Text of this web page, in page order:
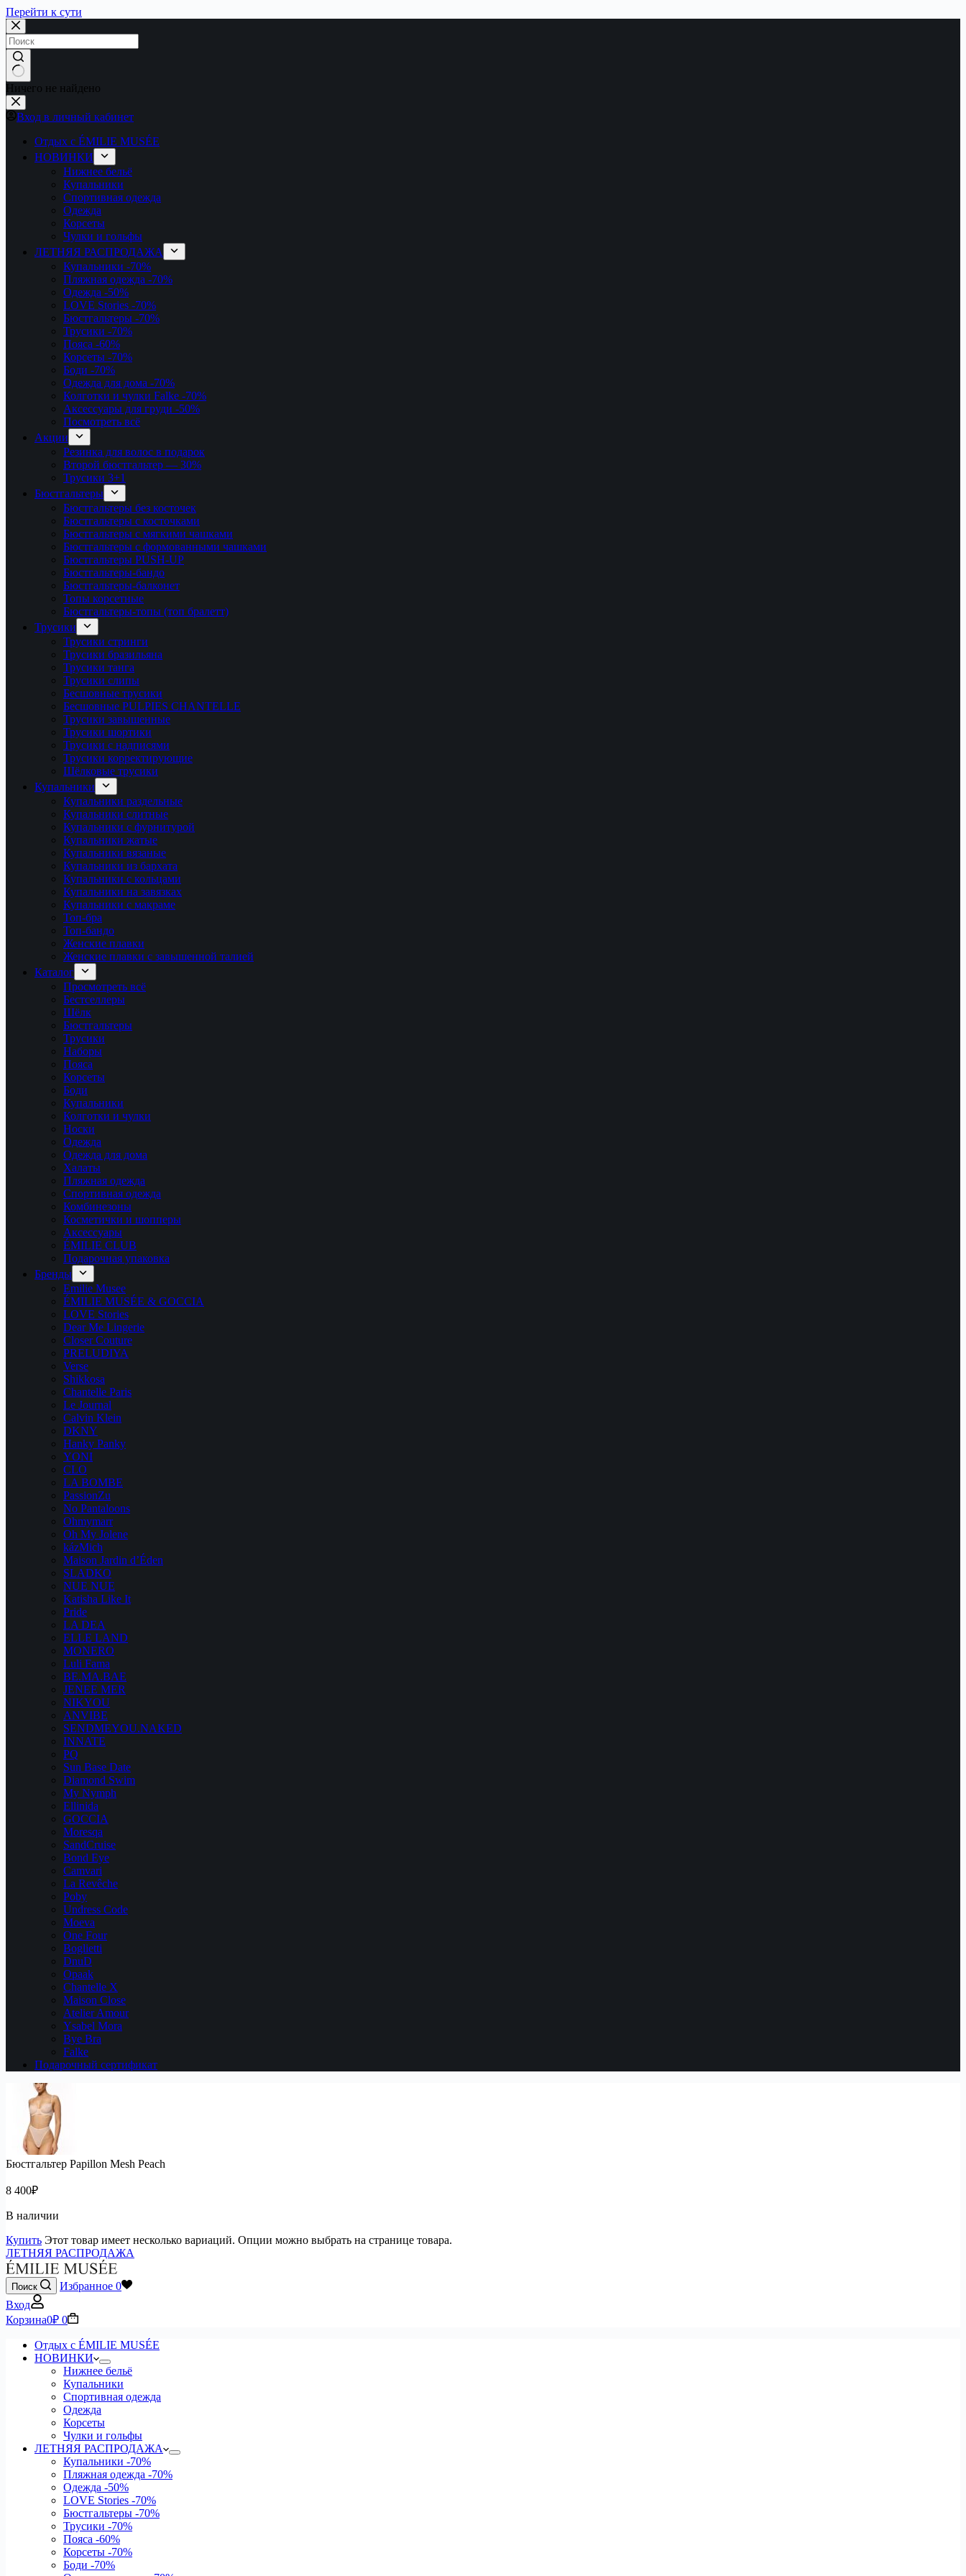
Перейти к сути
Ничего не найдено
Вход в личный кабинет
Отдых с ÉMILIE MUSÉE
НОВИНКИ
Нижнее бельё
Купальники
Спортивная одежда
Одежда
Корсеты
Чулки и гольфы
ЛЕТНЯЯ РАСПРОДАЖА
Купальники -70%
Пляжная одежда -70%
Одежда -50%
LOVE Stories -70%
Бюстгальтеры -70%
Трусики -70%
Пояса -60%
Корсеты -70%
Боди -70%
Одежда для дома -70%
Колготки и чулки Falke -70%
Аксессуары для груди -50%
Посмотреть всё
Акции
Резинка для волос в подарок
Второй бюстгальтер — 30%
Трусики 3+1
Бюстгальтеры
Бюстгальтеры без косточек
Бюстгальтеры с косточками
Бюстгальтеры с мягкими чашками
Бюстгальтеры с формованными чашками
Бюстгальтеры PUSH-UP
Бюстгальтеры-бандо
Бюстгальтеры-балконет
Топы корсетные
Бюстгальтеры-топы (топ бралетт)
Трусики
Трусики стринги
Трусики бразильяна
Трусики танга
Трусики слипы
Бесшовные трусики
Бесшовные PULPIES CHANTELLE
Трусики завышенные
Трусики шортики
Трусики с надписями
Трусики корректирующие
Шёлковые трусики
Купальники
Купальники раздельные
Купальники слитные
Купальники с фурнитурой
Купальники жатые
Купальники вязаные
Купальники из бархата
Купальники с кольцами
Купальники на завязках
Купальники с макраме
Топ-бра
Топ-бандо
Женские плавки
Женские плавки с завышенной талией
Каталог
Просмотреть всё
Бестселлеры
Шёлк
Бюстгальтеры
Трусики
Наборы
Пояса
Корсеты
Боди
Купальники
Колготки и чулки
Носки
Одежда
Одежда для дома
Халаты
Пляжная одежда
Спортивная одежда
Комбинезоны
Косметички и шопперы
Аксессуары
ÉMILIE CLUB
Подарочная упаковка
Бренды
Emilie Musee
ÉMILIE MUSÉE & GOCCIA
LOVE Stories
Dear Me Lingerie
Closer Couture
PRELUDIYA
Verse
Shikkosa
Chantelle Paris
Le Journal
Calvin Klein
DKNY
Hanky Panky
YONI
CLO
LA BOMBE
PassionZu
No Pantaloons
Ohmymarr
Oh My Jolene
kázMich
Maison Jardin d’Éden
SLADKO
NUE NUE
Katisha Like It
Pride
LA DEA
ELLE LAND
MONERO
Luli Fama
BE.MA.BAE
JENEE MER
NIKYOU
ANVIBE
SENDMEYOU.NAKED
INNATE
PQ
Sun Base Date
Diamond Swim
My Nymph
Ellinida
GOCCIA
Moresqa
SandCruise
Bond Eye
Camvari
La Revêche
Poby
Undress Code
Moeva
One Four
Boglietti
DnuD
Opaak
Chantelle X
Maison Close
Atelier Amour
Ysabel Mora
Bye Bra
Falke
Подарочный сертификат
Бюстгальтер Papillon Mesh Peach
8 400₽
В наличии
Купить Этот товар имеет несколько вариаций. Опции можно выбрать на странице товара.
ЛЕТНЯЯ РАСПРОДАЖА
Поиск Избранное 0
Вход
Корзина0₽ 0
Отдых с ÉMILIE MUSÉE
НОВИНКИ
Нижнее бельё
Купальники
Спортивная одежда
Одежда
Корсеты
Чулки и гольфы
ЛЕТНЯЯ РАСПРОДАЖА
Купальники -70%
Пляжная одежда -70%
Одежда -50%
LOVE Stories -70%
Бюстгальтеры -70%
Трусики -70%
Пояса -60%
Корсеты -70%
Боди -70%